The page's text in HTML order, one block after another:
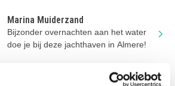
Marina Muiderzand
Bijzonder overnachten aan het water
doe je bij deze jachthaven in Almere!